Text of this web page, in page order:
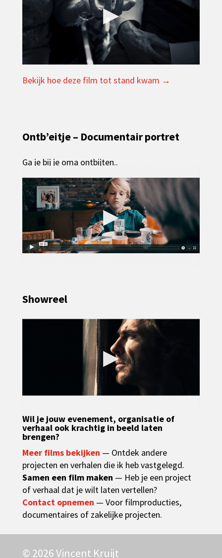
▶
Bekijk hoe deze film tot stand kwam →
Ontb’eitje – Documentair portret
Ga je bij je oma ontbijten..
▶
Showreel
▶
Wil je jouw evenement, organisatie of
verhaal ook krachtig in beeld laten
brengen?
Meer films bekijken — Ontdek andere
projecten en verhalen die ik heb vastgelegd.
Samen een film maken — Heb je een project
of verhaal dat je wilt laten vertellen?
Contact opnemen — Voor filmproducties,
documentaires of zakelijke projecten.
© 2026 Vincent Kruijt